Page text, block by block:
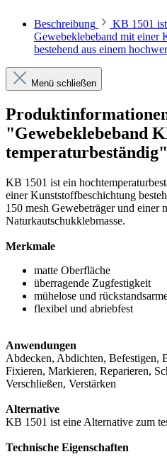
Beschreibung
KB 1501 ist
Gewebeklebeband mit einer
bestehend aus einem
Menü schließen
"Gewebeklebeband
temperaturbeständig"
KB 1501 ist ein
einer Kunststoffbeschichtung
150 mesh Gewebeträger und einer
Naturkautschukklebmasse.
Merkmale
matte Oberfläche
überragende Zugfestigkeit
mühelose und
flexibel und abriebfest
Anwendungen
Abdecken, Abdichten, Befestigen,
Fixieren, Markieren, Reparieren,
Verschließen, Verstärken
Alternative
KB 1501 ist eine Alternative zum
Technische Eigenschaften